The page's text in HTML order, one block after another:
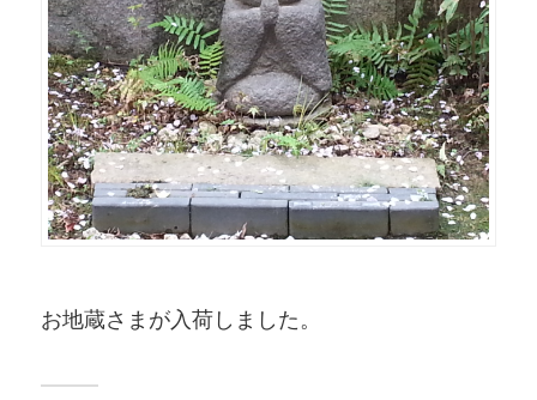
お地蔵さまが入荷しました。